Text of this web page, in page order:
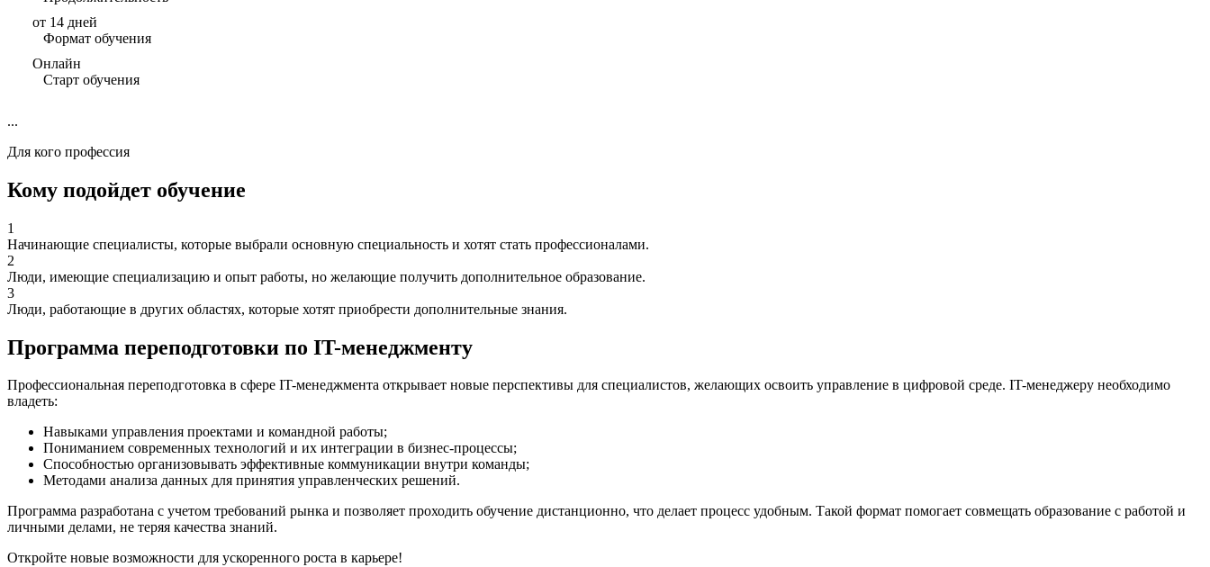
от 14 дней
Формат обучения
Онлайн
Старт обучения
...
Для кого профессия
Кому подойдет обучение
1
Начинающие специалисты, которые выбрали основную специальность и хотят стать профессионалами.
2
Люди, имеющие специализацию и опыт работы, но желающие получить дополнительное образование.
3
Люди, работающие в других областях, которые хотят приобрести дополнительные знания.
Программа переподготовки по IT-менеджменту
Профессиональная переподготовка в сфере IT-менеджмента открывает новые перспективы для специалистов, желающих освоить управление в цифровой среде. IT-менеджеру необходимо
владеть:
Навыками управления проектами и командной работы;
Пониманием современных технологий и их интеграции в бизнес-процессы;
Способностью организовывать эффективные коммуникации внутри команды;
Методами анализа данных для принятия управленческих решений.
Программа разработана с учетом требований рынка и позволяет проходить обучение дистанционно, что делает процесс удобным. Такой формат помогает совмещать образование с работой и
личными делами, не теряя качества знаний.
Откройте новые возможности для ускоренного роста в карьере!